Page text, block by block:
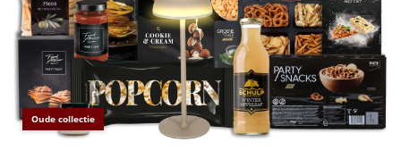
€50 tot €55
€55 tot €75
€75 tot €100
€100 en hoger
Oude collectie